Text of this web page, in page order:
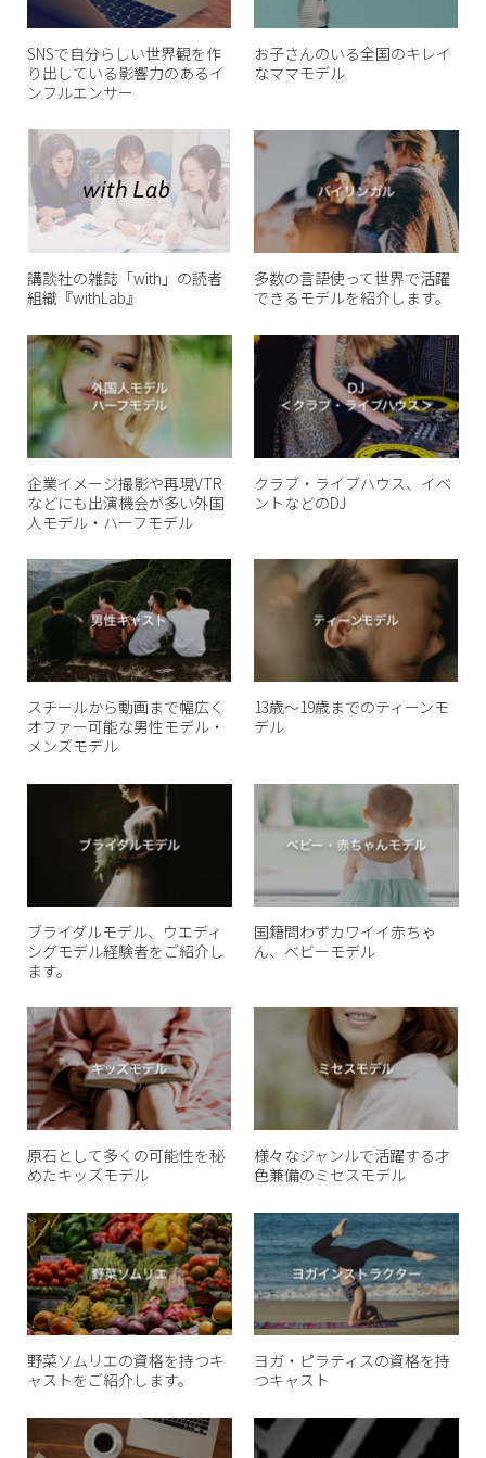
SNSで自分らしい世界観を作
り出している影響力のあるイ
ンフルエンサー
お子さんのいる全国のキレイ
なママモデル
講談社の雑誌「with」の読者
組織『withLab』
多数の言語使って世界で活躍
できるモデルを紹介します。
企業イメージ撮影や再現VTR
などにも出演機会が多い外国
人モデル・ハーフモデル
クラブ・ライブハウス、イベ
ントなどのDJ
スチールから動画まで幅広く
オファー可能な男性モデル・
メンズモデル
13歳〜19歳までのティーンモ
デル
ブライダルモデル、ウエディ
ングモデル経験者をご紹介し
ます。
国籍問わずカワイイ赤ちゃ
ん、ベビーモデル
原石として多くの可能性を秘
めたキッズモデル
様々なジャンルで活躍する才
色兼備のミセスモデル
野菜ソムリエの資格を持つキ
ャストをご紹介します。
ヨガ・ピラティスの資格を持
つキャスト